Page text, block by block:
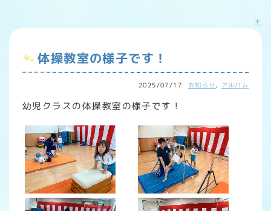
＊
体操教室の様子です！
2025/07/17 お知らせ , アルバム
幼児クラスの体操教室の様子です！